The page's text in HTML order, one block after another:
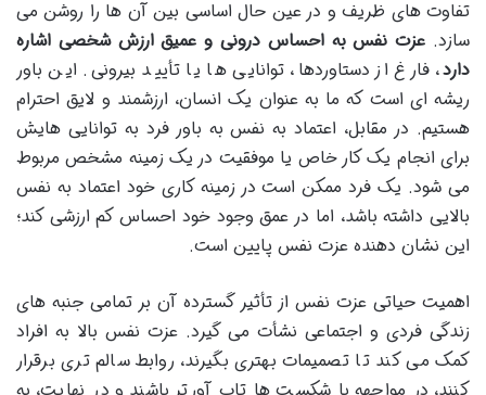
تفاوت های ظریف و در عین حال اساسی بین آن ها را روشن می
سازد. عزت نفس به احساس درونی و عمیق ارزش شخصی اشاره
دارد، فارغ از دستاوردها، توانایی ها یا تأیید بیرونی. این باور
ریشه ای است که ما به عنوان یک انسان، ارزشمند و لایق احترام
هستیم. در مقابل، اعتماد به نفس به باور فرد به توانایی هایش
برای انجام یک کار خاص یا موفقیت در یک زمینه مشخص مربوط
می شود. یک فرد ممکن است در زمینه کاری خود اعتماد به نفس
بالایی داشته باشد، اما در عمق وجود خود احساس کم ارزشی کند؛
این نشان دهنده عزت نفس پایین است.
اهمیت حیاتی عزت نفس از تأثیر گسترده آن بر تمامی جنبه های
زندگی فردی و اجتماعی نشأت می گیرد. عزت نفس بالا به افراد
کمک می کند تا تصمیمات بهتری بگیرند، روابط سالم تری برقرار
کنند، در مواجهه با شکست ها تاب آورتر باشند و در نهایت، به